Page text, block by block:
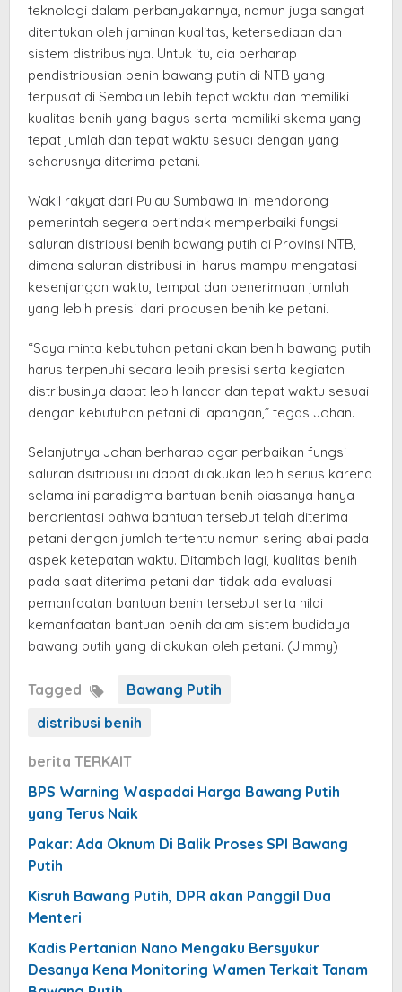
teknologi dalam perbanyakannya, namun juga sangat
ditentukan oleh jaminan kualitas, ketersediaan dan
sistem distribusinya. Untuk itu, dia berharap
pendistribusian benih bawang putih di NTB yang
terpusat di Sembalun lebih tepat waktu dan memiliki
kualitas benih yang bagus serta memiliki skema yang
tepat jumlah dan tepat waktu sesuai dengan yang
seharusnya diterima petani.
Wakil rakyat dari Pulau Sumbawa ini mendorong
pemerintah segera bertindak memperbaiki fungsi
saluran distribusi benih bawang putih di Provinsi NTB,
dimana saluran distribusi ini harus mampu mengatasi
kesenjangan waktu, tempat dan penerimaan jumlah
yang lebih presisi dari produsen benih ke petani.
“Saya minta kebutuhan petani akan benih bawang putih
harus terpenuhi secara lebih presisi serta kegiatan
distribusinya dapat lebih lancar dan tepat waktu sesuai
dengan kebutuhan petani di lapangan,” tegas Johan.
Selanjutnya Johan berharap agar perbaikan fungsi
saluran dsitribusi ini dapat dilakukan lebih serius karena
selama ini paradigma bantuan benih biasanya hanya
berorientasi bahwa bantuan tersebut telah diterima
petani dengan jumlah tertentu namun sering abai pada
aspek ketepatan waktu. Ditambah lagi, kualitas benih
pada saat diterima petani dan tidak ada evaluasi
pemanfaatan bantuan benih tersebut serta nilai
kemanfaatan bantuan benih dalam sistem budidaya
bawang putih yang dilakukan oleh petani. (Jimmy)
Tagged
Bawang Putih
distribusi benih
berita TERKAIT
BPS Warning Waspadai Harga Bawang Putih
yang Terus Naik
Pakar: Ada Oknum Di Balik Proses SPI Bawang
Putih
Kisruh Bawang Putih, DPR akan Panggil Dua
Menteri
Kadis Pertanian Nano Mengaku Bersyukur
Desanya Kena Monitoring Wamen Terkait Tanam